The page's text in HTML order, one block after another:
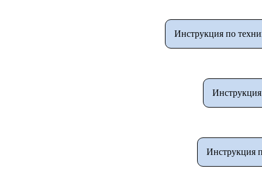
Инструкция по
Инструкция
Инструкция